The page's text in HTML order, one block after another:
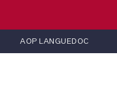
AOP LANGUEDOC